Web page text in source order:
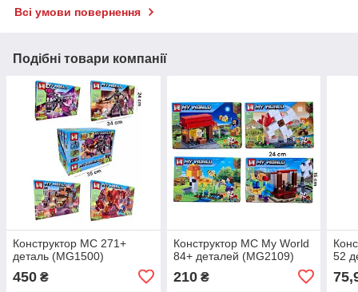
Всі умови повернення
Подібні товари компанії
Конструктор МС 271+
деталь (MG1500)
450 ₴
Конструктор MC My World
84+ деталей (MG2109)
210₴
52